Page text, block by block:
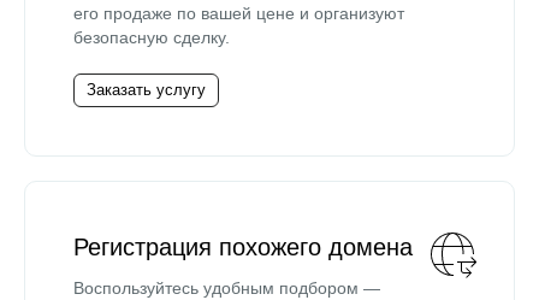
его продаже по вашей цене и организуют
безопасную сделку.
Заказать услугу
Регистрация похожего домена
Воспользуйтесь удобным подбором —